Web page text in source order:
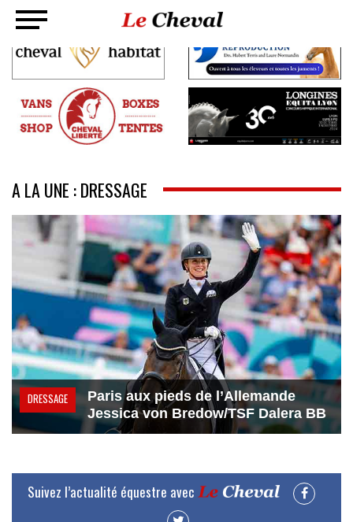
A LA UNE : DRESSAGE
DRESSAGE
Paris aux pieds de l’Allemande
Jessica von Bredow/TSF Dalera BB
Suivez l’actualité équestre avec